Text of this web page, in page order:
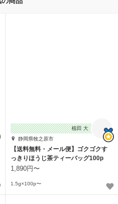
植田 大
静岡県牧之原市
【送料無料・メール便】ゴクゴクす
っきりほうじ茶ティーバッグ100p
1,890円〜
1.5g×100p〜